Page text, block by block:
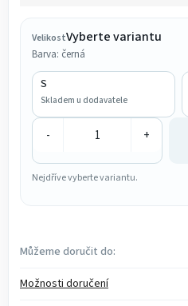
VelikostVyberte variantu
Barva: černá
S
Skladem u dodavatele
- +
Nejdříve vyberte variantu.
Můžeme doručit do:
Možnosti doručení